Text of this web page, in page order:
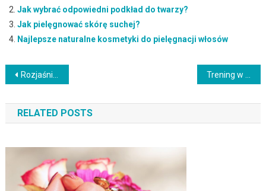
Jak wybrać odpowiedni podkład do twarzy?
Jak pielęgnować skórę suchej?
Najlepsze naturalne kosmetyki do pielęgnacji włosów
Nawigacja
wpisu
Rozjaśniacz do włosów – jak działa, jak długo trzymać i błędy
RELATED POSTS